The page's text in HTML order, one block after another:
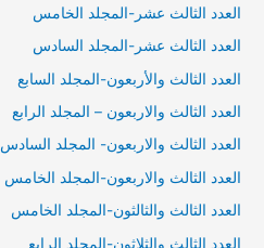
العدد الثالث عشر-المجلد الخامس
العدد الثالث عشر-المجلد السادس
العدد الثالث والأربعون-المجلد السابع
العدد الثالث والاربعون – المجلد الرابع
العدد الثالث والاربعون- المجلد السادس
العدد الثالث والاربعون-المجلد الخامس
العدد الثالث والثالثون-المجلد الخامس
العدد الثالث والثلاثون-المجلد الرابع